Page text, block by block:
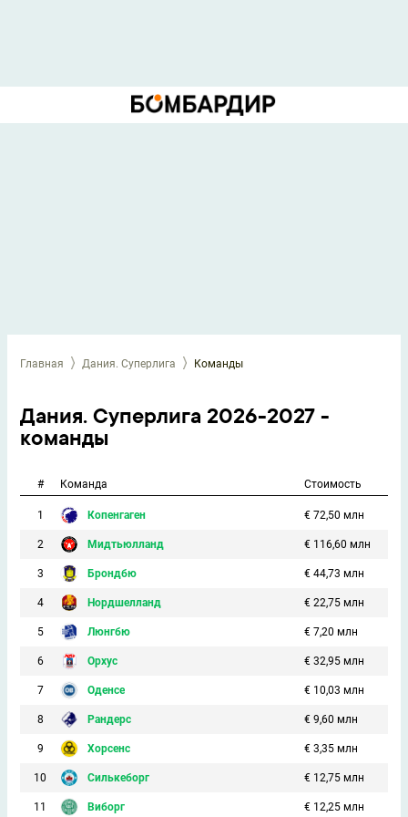
Главная Дания. Суперлига Команды
Дания. Суперлига 2026-2027 -
команды
# Команда Стоимость
1 Копенгаген € 72,50 млн
2 Мидтьюлланд € 116,60 млн
3 Брондбю € 44,73 млн
4 Нордшелланд € 22,75 млн
5 Люнгбю € 7,20 млн
6 Орхус € 32,95 млн
7 Оденсе € 10,03 млн
8 Рандерс € 9,60 млн
9 Хорсенс € 3,35 млн
10 Силькеборг € 12,75 млн
11 Виборг € 12,25 млн